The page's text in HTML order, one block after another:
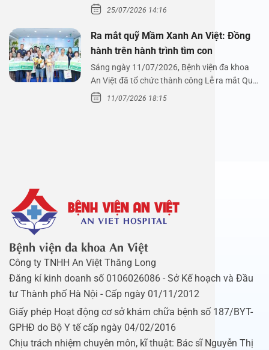
xoang cùng PGS.…
25/07/2026 14:16
Ra mắt quỹ Mầm Xanh An Việt: Đồng
hành trên hành trình tìm con
Sáng ngày 11/07/2026, Bệnh viện đa khoa
An Việt đã tổ chức thành công Lễ ra mắt Quỹ
Mầm Xanh…
11/07/2026 18:15
Bệnh viện đa khoa An Việt
Công ty TNHH An Việt Thăng Long
Đăng kí kinh doanh số 0106026086 - Sở Kế hoạch và Đầu
tư Thành phố Hà Nội - Cấp ngày 01/11/2012
Giấy phép Hoạt động cơ sở khám chữa bệnh số 187/BYT-
GPHĐ do Bộ Y tế cấp ngày 04/02/2016
Chịu trách nhiệm chuyên môn, kĩ thuật: Bác sĩ Nguyễn Thị